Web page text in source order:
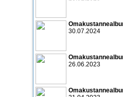
30.07.2024
26.06.2023